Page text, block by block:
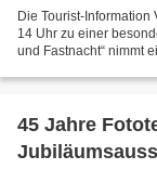
Die Tourist-
14 Uhr zu einer
und Fastnacht“ nimmt
45 Jahre